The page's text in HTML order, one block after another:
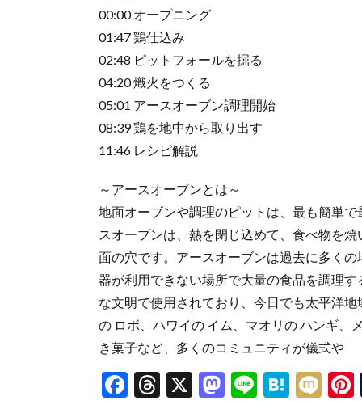
00:00 オープニング
01:47 鶏仕込み
02:48 ピットフォールを掘る
04:20 熾火をつくる
05:01 アースオーブン調理開始
08:39 鶏を地中から取り出す
11:46 レシピ解説
～アースオーブンとは～
地面オーブンや調理のピットは、最も簡単
スオーブンは、熱を閉じ込めて、食べ物を
面の穴です。アースオーブンは過去に多く
器が利用できない場所で大量の食品を調理
な文明で使用されており、今日でも太平洋
の ロボ、ハワイの イム、マオリの ハンギ、
き菓子など、多くのコミュニティが儀式や
F
T
X
M Li H M